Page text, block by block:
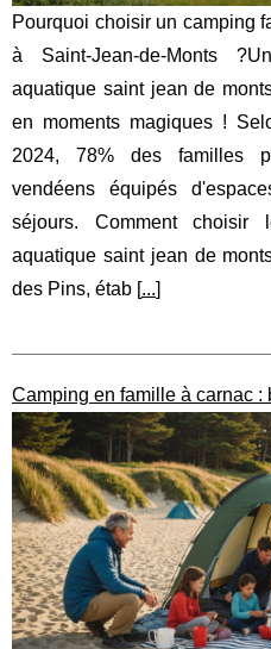
Pourquoi choisir un camping
à Saint-Jean-de-Monts
aquatique saint jean de
en moments magiques !
2024, 78% des familles
vendéens équipés
séjours. Comment choisir
aquatique saint jean de
des Pins, étab [...]
Camping en famille à carnac :